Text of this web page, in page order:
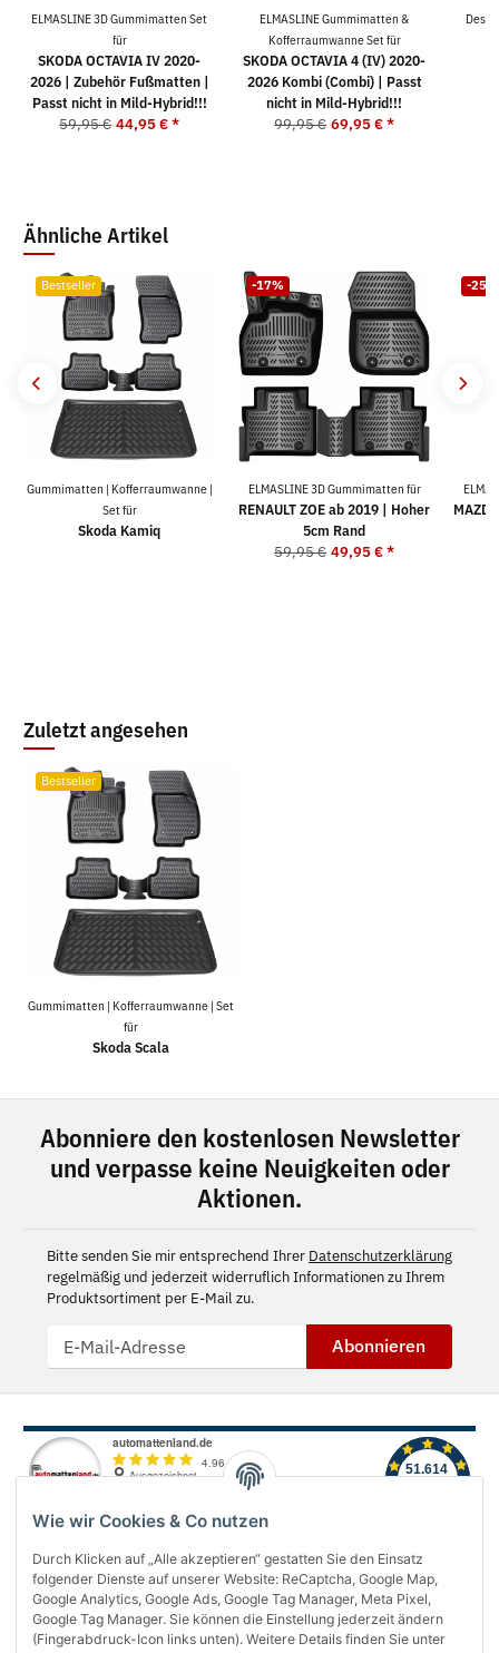
Wie wir Cookies & Co nutzen
Durch Klicken auf „Alle akzeptieren“ gestatten Sie den Einsatz
folgender Dienste auf unserer Website: ReCaptcha, Google Map,
Google Analytics, Google Ads, Google Tag Manager, Meta Pixel,
Google Tag Manager. Sie können die Einstellung jederzeit ändern
(Fingerabdruck-Icon links unten). Weitere Details finden Sie unter
ELMASLINE 3D Gummimatten Set
für
SKODA OCTAVIA IV 2020-
2026 | Zubehör Fußmatten |
Passt nicht in Mild-Hybrid!!!
59,95 € 44,95 €*
ELMASLINE Gummimatten &
Kofferraumwanne Set für
SKODA OCTAVIA 4 (IV) 2020-
2026 Kombi (Combi) | Passt
nicht in Mild-Hybrid!!!
99,95 € 69,95 €*
Ähnliche Artikel
Bestseller
Gummimatten | Kofferraumwanne |
Set für
Skoda Kamiq
-17%
ELMASLINE 3D Gummimatten für
RENAULT ZOE ab 2019 | Hoher
5cm Rand
59,95 € 49,95 €*
-25%
Zuletzt angesehen
Bestseller
Gummimatten | Kofferraumwanne | Set
für
Skoda Scala
Abonniere den kostenlosen Newsletter
und verpasse keine Neuigkeiten oder
Aktionen.
Bitte senden Sie mir entsprechend Ihrer Datenschutzerklärung
regelmäßig und jederzeit widerruflich Informationen zu Ihrem
Produktsortiment per E-Mail zu.
Abonnieren
Über uns
Informationen